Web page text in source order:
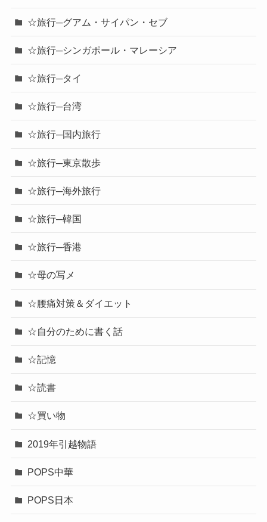
☆旅行─グアム・サイパン・セブ
☆旅行─シンガポール・マレーシア
☆旅行─タイ
☆旅行─台湾
☆旅行─国内旅行
☆旅行─東京散歩
☆旅行─海外旅行
☆旅行─韓国
☆旅行─香港
☆母の写メ
☆腰痛対策＆ダイエット
☆自分のために書く話
☆記憶
☆読書
☆買い物
2019年引越物語
POPS中華
POPS日本